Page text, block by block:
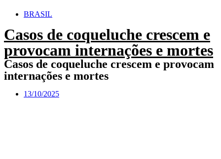
BRASIL
Casos de coqueluche crescem e
provocam internações e mortes
Casos de coqueluche crescem e provocam
internações e mortes
13/10/2025